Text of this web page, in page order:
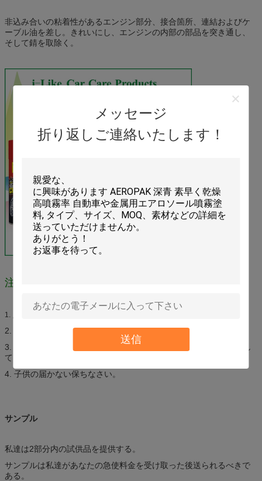
メッセージ
折り返しご連絡いたします！
送信
非込み合いの粘着性があるエンジン部分、接合箇所、連結およびケ
ーブル油を差し。きれいにし、エンジンの内部の部品を突き通し、
そして錆を取除く。
注意
1.
2. 涼しい、乾燥した場所（45°C）の店;直接日光を避けなさい。
3. 、穴をあけるために激しく打たなければ、または缶を焼却処分し
てはいけない。
4. 子供の届かない保ちなさい。
サンプル
私達は2部分内の試供品を提供する。
サンプルは私達があなたの急使料金を受け取った後送られるべきで
ある。